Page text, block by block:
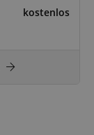
kostenlos